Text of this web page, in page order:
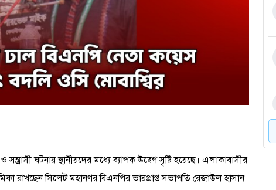
ঘটনায় স্থানীয়দের মধ্যে ব্যাপক উদ্বেগ সৃষ্টি হয়েছে। এলাকাবাসীর
রাখছেন সিলেট মহানগর বিএনপির ভারপ্রাপ্ত সভাপতি রেজাউল হাসান